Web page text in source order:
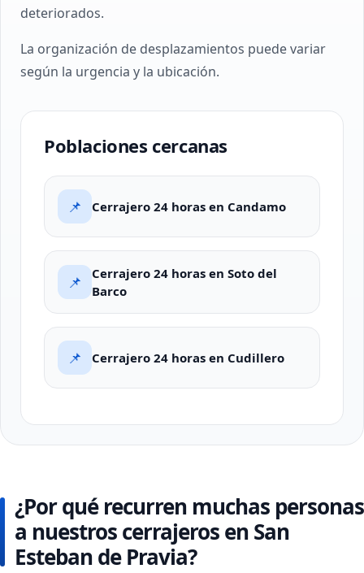
deteriorados.
La organización de desplazamientos puede variar
según la urgencia y la ubicación.
Poblaciones cercanas
📌 Cerrajero 24 horas en Candamo
📌
Cerrajero 24 horas en Soto del
Barco
📌 Cerrajero 24 horas en Cudillero
¿Por qué recurren muchas personas
a nuestros cerrajeros en San
Esteban de Pravia?